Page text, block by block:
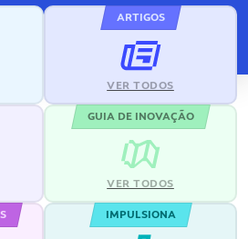
ARTIGOS
VER TODOS
GUIA DE INOVAÇÃO
VER TODOS
IMPULSIONA